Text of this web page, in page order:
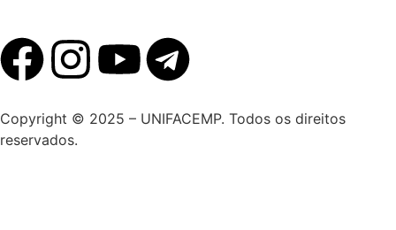
Copyright © 2025 – UNIFACEMP. Todos os direitos
reservados.